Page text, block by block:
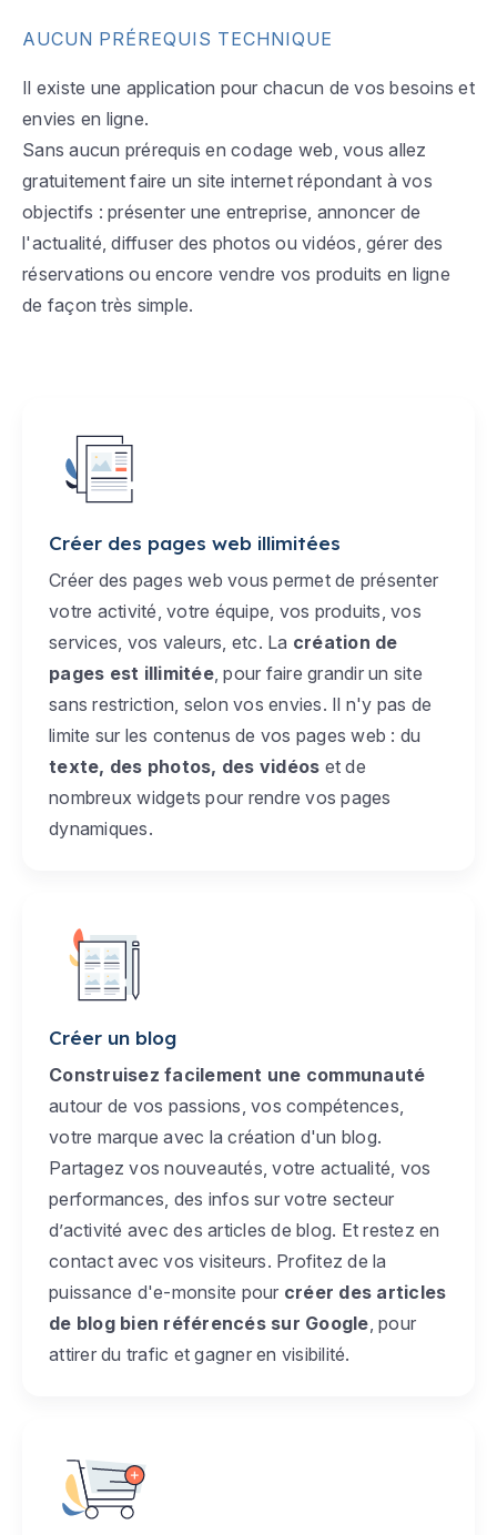
AUCUN PRÉREQUIS TECHNIQUE
Il existe une application pour chacun de vos besoins et
envies en ligne.
Sans aucun prérequis en codage web, vous allez
gratuitement faire un site internet répondant à vos
objectifs : présenter une entreprise, annoncer de
l'actualité, diffuser des photos ou vidéos, gérer des
réservations ou encore vendre vos produits en ligne
de façon très simple.
Créer des pages web illimitées
Créer des pages web vous permet de présenter
votre activité, votre équipe, vos produits, vos
services, vos valeurs, etc. La création de
pages est illimitée, pour faire grandir un site
sans restriction, selon vos envies. Il n'y pas de
limite sur les contenus de vos pages web : du
texte, des photos, des vidéos et de
nombreux widgets pour rendre vos pages
dynamiques.
Créer un blog
Construisez facilement une communauté
autour de vos passions, vos compétences,
votre marque avec la création d'un blog.
Partagez vos nouveautés, votre actualité, vos
performances, des infos sur votre secteur
d’activité avec des articles de blog. Et restez en
contact avec vos visiteurs. Profitez de la
puissance d'e-monsite pour créer des articles
de blog bien référencés sur Google , pour
attirer du trafic et gagner en visibilité.